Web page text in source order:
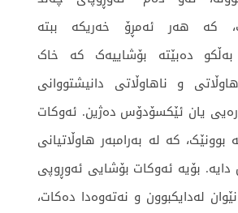
کە هەر ئەمڕۆ خەریکە ببتە
بەڵکو دەبێتە بۆشاییەک کە خاک
و ناهاوڵاتی دانیشتووانی
یان ئێکسۆدۆس دەژین. ئەوکات
بوونێک، کە لە بەرامبەر هاوڵاتیانی
بۆیە ئەوکات بۆشایی ئەوڕوپی
لەدایکبوون و نەتەوەدا دەکات،